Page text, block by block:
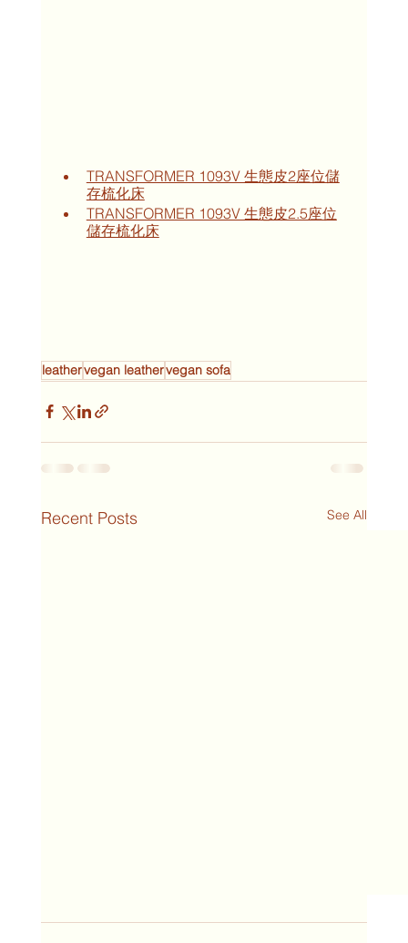
TRANSFORMER 1093V 生態皮2座位儲
存梳化床
TRANSFORMER 1093V 生態皮2.5座位
儲存梳化床
leathervegan leathervegan sofa
Recent Posts See All